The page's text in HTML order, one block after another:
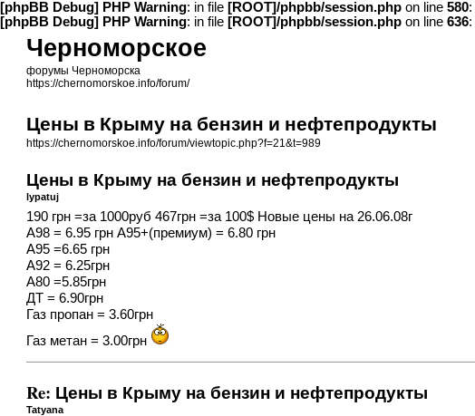
[phpBB Debug] PHP Warning: in file [ROOT]/phpbb/session.php on line 580:
[phpBB Debug] PHP Warning: in file [ROOT]/phpbb/session.php on line 636:
Черноморское
форумы Черноморска
https://chernomorskoe.info/forum/
Цены в Крыму на бензин и нефтепродукты
https://chernomorskoe.info/forum/viewtopic.php?f=21&t=989
Цены в Крыму на бензин и нефтепродукты
lypatuj
190 грн =за 1000руб 467грн =за 100$ Новые цены на 26.06.08г
А98 = 6.95 грн А95+(премиум) = 6.80 грн
А95 =6.65 грн
А92 = 6.25грн
А80 =5.85грн
ДТ = 6.90грн
Газ пропан = 3.60грн
Газ метан = 3.00грн
Re: Цены в Крыму на бензин и нефтепродукты
Tatyana